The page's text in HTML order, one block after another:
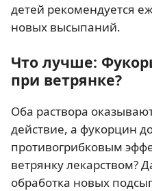
детей рекомендуется
новых высыпаний.
Что лучше:
при ветрянке?
Оба раствора
действие, а фукорцин
противогрибковым
ветрянку лекарством?
обработка новых